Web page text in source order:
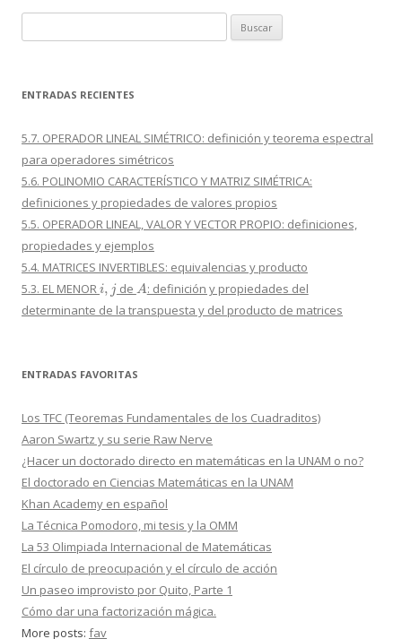
ENTRADAS RECIENTES
5.7. OPERADOR LINEAL SIMÉTRICO: definición y teorema espectral
para operadores simétricos
5.6. POLINOMIO CARACTERÍSTICO Y MATRIZ SIMÉTRICA:
definiciones y propiedades de valores propios
5.5. OPERADOR LINEAL, VALOR Y VECTOR PROPIO: definiciones,
propiedades y ejemplos
5.4. MATRICES INVERTIBLES: equivalencias y producto
5.3. EL MENORi,j de A: definición y propiedades del
determinante de la transpuesta y del producto de matrices
ENTRADAS FAVORITAS
Los TFC (Teoremas Fundamentales de los Cuadraditos)
Aaron Swartz y su serie Raw Nerve
¿Hacer un doctorado directo en matemáticas en la UNAM o no?
El doctorado en Ciencias Matemáticas en la UNAM
Khan Academy en español
La Técnica Pomodoro, mi tesis y la OMM
La 53 Olimpiada Internacional de Matemáticas
El círculo de preocupación y el círculo de acción
Un paseo improvisto por Quito, Parte 1
Cómo dar una factorización mágica.
More posts: fav